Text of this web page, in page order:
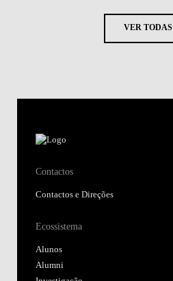
VER TODAS
Contactos
Contactos e Direções
Ecossistema
Alunos
Alumni